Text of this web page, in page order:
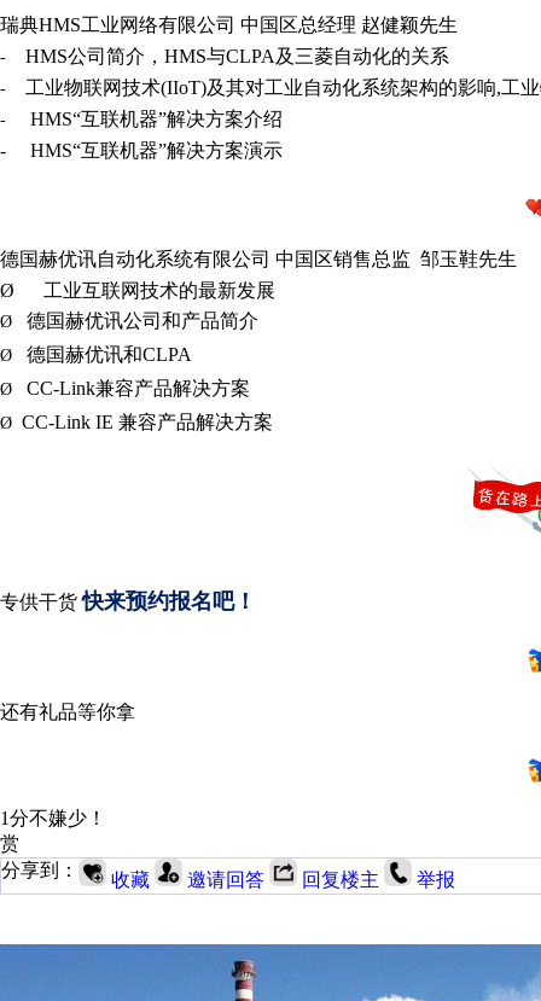
瑞典HMS工业网络有限公司 中国区总经理 赵健颖先生
- HMS公司简介，HMS与CLPA及三菱自动化的关系
- 工业物联网技术(IIoT)及其对工业自动化系统架构的影响,工
-
HMS“互联机器”解决方案介绍
-
HMS“互联机器”解决方案演示
德国赫优讯自动化系统有限公司 中国区销售总监 邹玉鞋先生
Ø
工业互联网技术的最新发展
Ø 德国赫优讯公司和产品简介
Ø 德国赫优讯和CLPA
Ø CC-Link兼容产品解决方案
Ø CC-Link IE 兼容产品解决方案
专供干货快来预约报名吧！
还有礼品等你拿
1分不嫌少！
赏
分享到：
收藏 邀请回答 回复楼主 举报